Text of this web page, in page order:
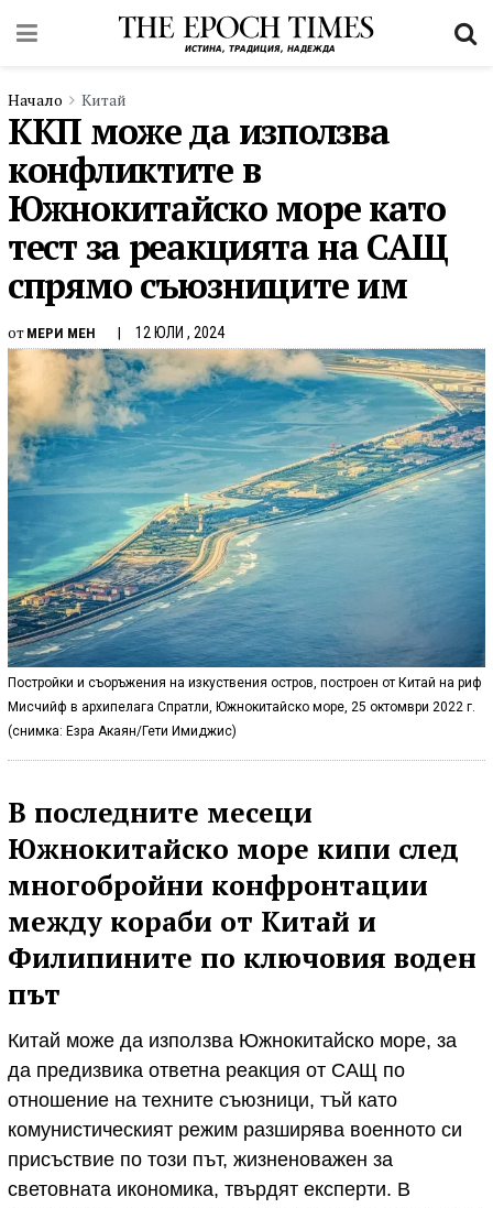
Начало Китай
ККП може да използва
конфликтите в
Южнокитайско море като
тест за реакцията на САЩ
спрямо съюзниците им
от МЕРИ МЕН 12 ЮЛИ , 2024
Постройки и съоръжения на изкуствения остров, построен от Китай на риф
Мисчийф в архипелага Спратли, Южнокитайско море, 25 октомври 2022 г.
(снимка: Езра Акаян/Гети Имиджис)
В последните месеци
Южнокитайско море кипи след
многобройни конфронтации
между кораби от Китай и
Филипините по ключовия воден
път
Китай може да използва Южнокитайско море, за
да предизвика ответна реакция от САЩ по
отношение на техните съюзници, тъй като
комунистическият режим разширява военното си
присъствие по този път, жизненоважен за
световната икономика, твърдят експерти. В